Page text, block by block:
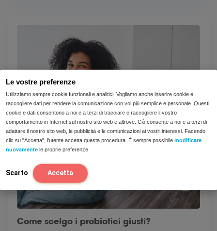
Le vostre preferenze
Utilizziamo sempre cookie funzionali e analitici. Vogliamo anche inserire cookie e
raccogliere dati per rendere la comunicazione con voi più semplice e personale. Questi
cookie e dati consentono a noi e a terzi di tracciare e raccogliere il vostro
comportamento in Internet sul nostro sito web e altrove. Ciò consente a noi e a terzi di
adattare il nostro sito web, le pubblicità e le comunicazioni ai vostri interessi. Facendo
clic su "Accetta", l'utente accetta questa procedura. È sempre possibile modificare
nuovamente le proprie preferenze.
Scarto Accetta
Come scelgo i probiotici giusti?